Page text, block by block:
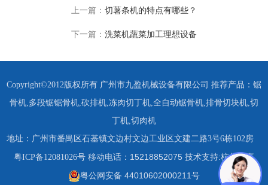
上一篇： 切薯条机的特点有哪些？
下一篇： 洗菜机蔬菜加工理想设备
Copyright©2012版权所有 广州市九盈机械设备有限公司 推荐产品： 锯
骨机 多段锯锯骨机 砍排机 冻肉切丁机 全自动锯骨机 排骨切块机 切
丁机 切肉机
地址：广州市番禺区石基镇文边村文边工业区文建二路3号6栋102房
粤ICP备12081026号 移动电话： 15218852075 技术支持:杭州四喜
粤公网安备 44010602000211号